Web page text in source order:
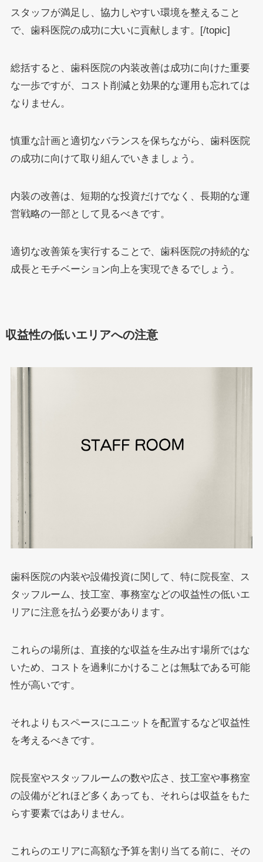
スタッフが満足し、協力しやすい環境を整えること
で、歯科医院の成功に大いに貢献します。[/topic]
総括すると、歯科医院の内装改善は成功に向けた重要
な一歩ですが、コスト削減と効果的な運用も忘れては
なりません。
慎重な計画と適切なバランスを保ちながら、歯科医院
の成功に向けて取り組んでいきましょう。
内装の改善は、短期的な投資だけでなく、長期的な運
営戦略の一部として見るべきです。
適切な改善策を実行することで、歯科医院の持続的な
成長とモチベーション向上を実現できるでしょう。
収益性の低いエリアへの注意
歯科医院の内装や設備投資に関して、特に院長室、ス
タッフルーム、技工室、事務室などの収益性の低いエ
リアに注意を払う必要があります。
これらの場所は、直接的な収益を生み出す場所ではな
いため、コストを過剰にかけることは無駄である可能
性が高いです。
それよりもスペースにユニットを配置するなど収益性
を考えるべきです。
院長室やスタッフルームの数や広さ、技工室や事務室
の設備がどれほど多くあっても、それらは収益をもた
らす要素ではありません。
これらのエリアに高額な予算を割り当てる前に、その